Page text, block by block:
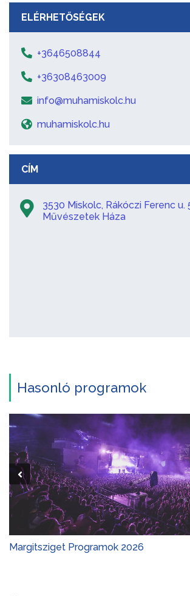
ELÉRHETŐSÉGEK
+3646508844
+36308463009
info@muhamiskolc.hu
muhamiskolc.hu
CÍM
3530 Miskolc, Rákóczi Ferenc u.
Művészetek Háza
Hasonló programok
Margitsziget Programok 2026